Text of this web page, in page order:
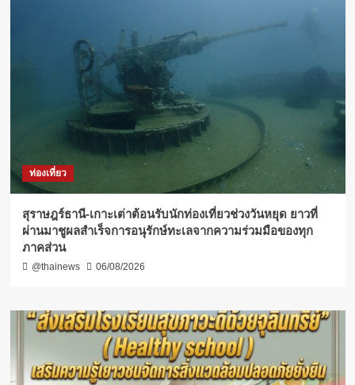
ท่องเที่ยว
สุราษฎร์ธานี-เกาะเต่าต้อนรับนักท่องเที่ยวช่วงวันหยุด ยาวที่
ผ่านมาชูผลสำเร็จการอนุรักษ์ทะเลจากความร่วมมือของทุก
ภาคส่วน
@thainews 06/08/2026